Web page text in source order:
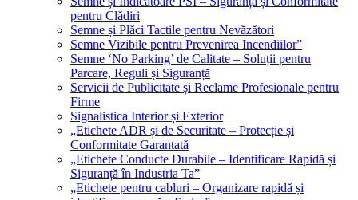
pentru Clădiri
Semne și Plăci Tactile pentru Nevăzători
Semne Vizibile pentru Prevenirea Incendiilor”
Semne ‘No Parking’ de Calitate – Soluții pentru
Parcare, Reguli și Siguranță
Servicii de Publicitate și Reclame Profesionale pentru
Firme
Signalistica Interior și Exterior
„Etichete ADR și de Securitate – Protecție și
Conformitate Garantată
„Etichete Conducte Durabile – Identificare Rapidă și
Siguranță în Industria Ta”
„Etichete pentru cabluri – Organizare rapidă și